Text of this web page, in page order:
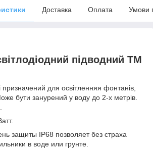
Доставка Оплата Умови
підводний ТМ
призначений для освітленняя фонтанів,
бути занурений у воду до 2-х метрів.
защиты IP68 позволяет без страха
в воде или грунте.